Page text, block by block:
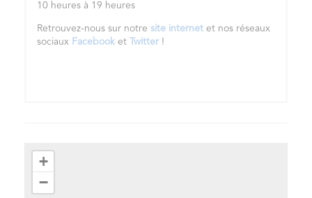
10 heures à 19 heures
Retrouvez-nous sur notre site internet et nos réseaux
sociaux Facebook et Twitter !
+
−